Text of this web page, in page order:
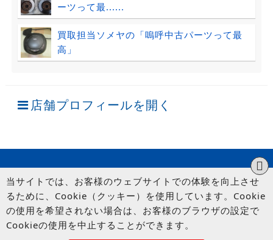
ーツって最......
買取担当ソメヤの「嗚呼中古パーツって最
高」
店舗プロフィールを開く
当サイトでは、お客様のウェブサイトでの体験を向上させ
るために、Cookie（クッキー）を使用しています。Cookie
の使用を希望されない場合は、お客様のブラウザの設定で
Cookieの使用を中止することができます。